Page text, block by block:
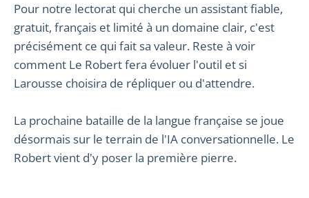
Pour notre lectorat qui cherche un assistant fiable,
gratuit, français et limité à un domaine clair, c'est
précisément ce qui fait sa valeur. Reste à voir
comment Le Robert fera évoluer l'outil et si
Larousse choisira de répliquer ou d'attendre.
La prochaine bataille de la langue française se joue
désormais sur le terrain de l'IA conversationnelle. Le
Robert vient d'y poser la première pierre.